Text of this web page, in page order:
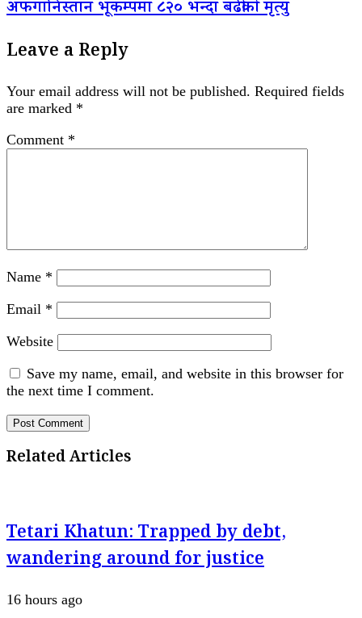
अफगानिस्तान भूकम्पमा ८२० भन्दा बढीको मृत्यु
Leave a Reply
Your email address will not be published. Required fields
are marked *
Comment *
Name *
Email *
Website
Save my name, email, and website in this browser for
the next time I comment.
Related Articles
Tetari Khatun: Trapped by debt,
wandering around for justice
16 hours ago